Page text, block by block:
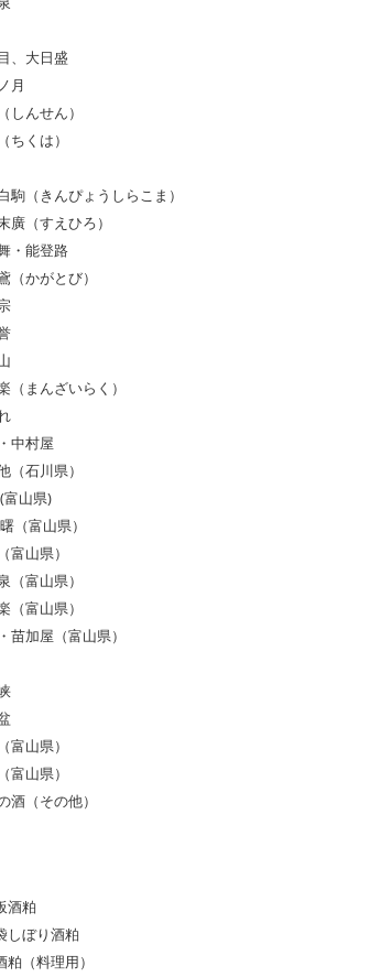
、大日盛
月
しんせん）
ちくは）
駒（きんぴょうしらこま）
廣（すえひろ）
・能登路
（かがとび）
（まんざいらく）
中村屋
（石川県）
富山県)
（富山県）
富山県）
（富山県）
（富山県）
苗加屋（富山県）
富山県）
富山県）
酒（その他）
酒粕
しぼり酒粕
（料理用）